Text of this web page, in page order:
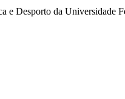
e Desporto da Universidade